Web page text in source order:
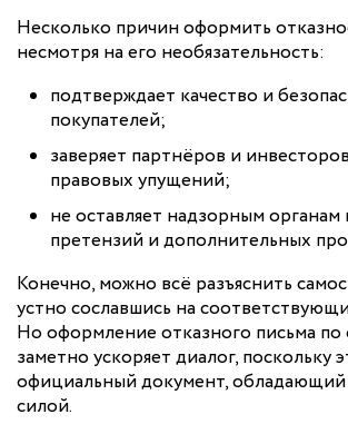
Несколько причин оформить
несмотря на его необязательность:
подтверждает качество и
покупателей;
заверяет партнёров и
правовых упущений;
не оставляет надзорным органам
претензий и дополнительных
Конечно, можно всё разъяснить
устно сославшись на
Но оформление отказного письма
заметно ускоряет диалог, поскольку
официальный документ,
силой.